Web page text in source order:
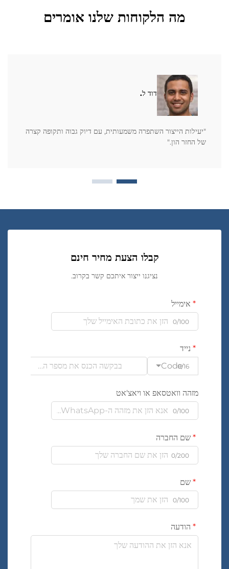
מה הלקוחות שלנו אומרים
דוד ל.
"יעילות הייצור השתפרה משמעותית, עם דיוק גבוה ותקופה קצרה
של החזר הון."
קבלו הצעת מחיר חינם
נציגנו ייצור איתכם קשר בקרוב.
אימייל
0/100
נייד
Code0/16
מזהה וואטסאפ או ויאצ'אט
0/100
שם החברה
0/200
שם
0/100
הודעה